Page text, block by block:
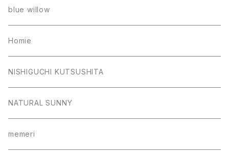
blue willow
Homie
NISHIGUCHI KUTSUSHITA
NATURAL SUNNY
memeri